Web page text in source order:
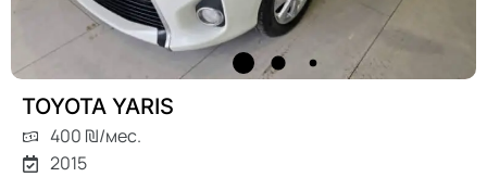
TOYOTA YARIS
400 ₪/мес.
2015